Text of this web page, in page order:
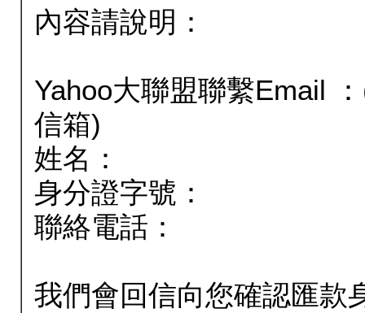
內容請說明：
Yahoo大聯盟聯繫Email
信箱)
姓名：
身分證字號：
聯絡電話：
我們會回信向您確認匯款